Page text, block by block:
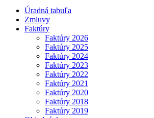
Úradná tabuľa
Zmluvy
Faktúry
Faktúry 2026
Faktúry 2025
Faktúry 2024
Faktúry 2023
Faktúry 2022
Faktúry 2021
Faktúry 2020
Faktúry 2018
Faktúry 2019